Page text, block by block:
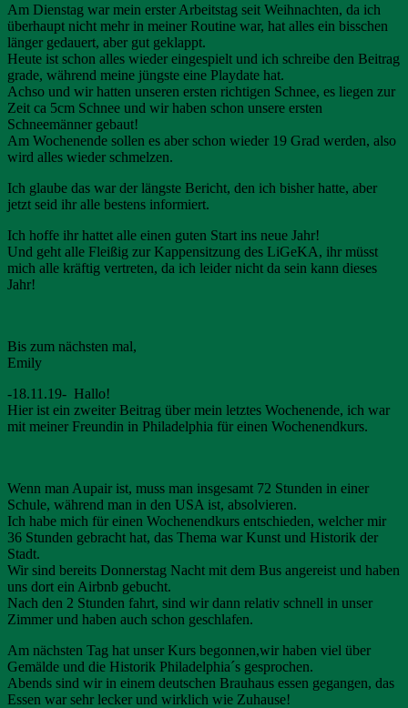
Am Dienstag war mein erster Arbeitstag seit Weihnachten, da ich
überhaupt nicht mehr in meiner Routine war, hat alles ein bisschen
länger gedauert, aber gut geklappt.
Heute ist schon alles wieder eingespielt und ich schreibe den Beitrag
grade, während meine jüngste eine Playdate hat.
Achso und wir hatten unseren ersten richtigen Schnee, es liegen zur
Zeit ca 5cm Schnee und wir haben schon unsere ersten
Schneemänner gebaut!
Am Wochenende sollen es aber schon wieder 19 Grad werden, also
wird alles wieder schmelzen.
Ich glaube das war der längste Bericht, den ich bisher hatte, aber
jetzt seid ihr alle bestens informiert.
Ich hoffe ihr hattet alle einen guten Start ins neue Jahr!
Und geht alle Fleißig zur Kappensitzung des LiGeKA, ihr müsst
mich alle kräftig vertreten, da ich leider nicht da sein kann dieses
Jahr!
Bis zum nächsten mal,
Emily
-18.11.19- Hallo!
Hier ist ein zweiter Beitrag über mein letztes Wochenende, ich war
mit meiner Freundin in Philadelphia für einen Wochenendkurs.
Wenn man Aupair ist, muss man insgesamt 72 Stunden in einer
Schule, während man in den USA ist, absolvieren.
Ich habe mich für einen Wochenendkurs entschieden, welcher mir
36 Stunden gebracht hat, das Thema war Kunst und Historik der
Stadt.
Wir sind bereits Donnerstag Nacht mit dem Bus angereist und haben
uns dort ein Airbnb gebucht.
Nach den 2 Stunden fahrt, sind wir dann relativ schnell in unser
Zimmer und haben auch schon geschlafen.
Am nächsten Tag hat unser Kurs begonnen,wir haben viel über
Gemälde und die Historik Philadelphia´s gesprochen.
Abends sind wir in einem deutschen Brauhaus essen gegangen, das
Essen war sehr lecker und wirklich wie Zuhause!